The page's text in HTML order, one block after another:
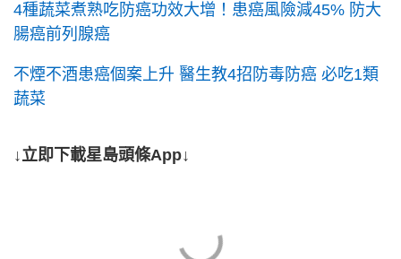
4種蔬菜煮熟吃防癌功效大增！患癌風險減45% 防大
腸癌前列腺癌
不煙不酒患癌個案上升 醫生教4招防毒防癌 必吃1類
蔬菜
↓立即下載星島頭條App↓